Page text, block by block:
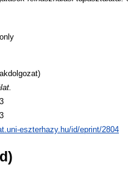
eszterhazy.hu/id/eprint/2804